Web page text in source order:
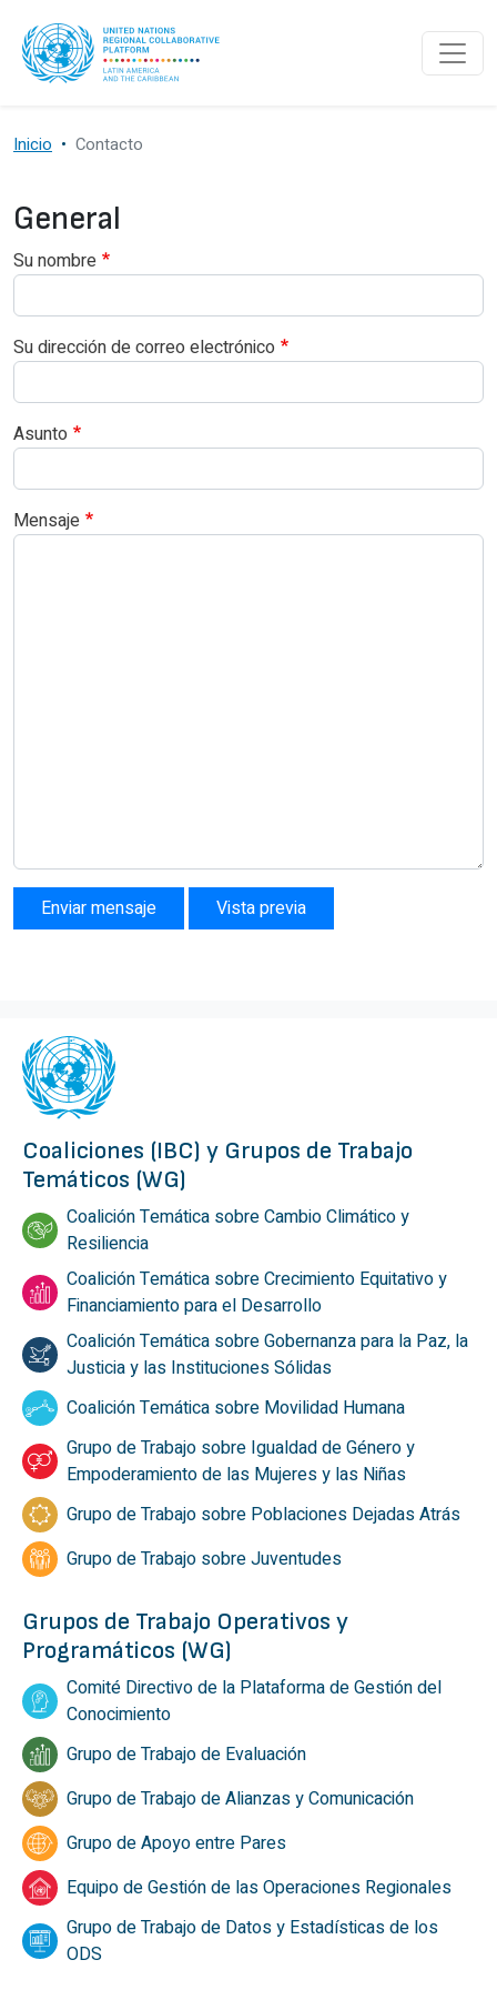
Inicio Contacto
General
Su nombre
Su dirección de correo electrónico
Asunto
Mensaje
Enviar mensaje Vista previa
Coaliciones (IBC) y Grupos de Trabajo
Temáticos (WG)
Coalición Temática sobre Cambio Climático y
Resiliencia
Coalición Temática sobre Crecimiento Equitativo y
Financiamiento para el Desarrollo
Coalición Temática sobre Gobernanza para la Paz, la
Justicia y las Instituciones Sólidas
Coalición Temática sobre Movilidad Humana
Grupo de Trabajo sobre Igualdad de Género y
Empoderamiento de las Mujeres y las Niñas
Grupo de Trabajo sobre Poblaciones Dejadas Atrás
Grupo de Trabajo sobre Juventudes
Grupos de Trabajo Operativos y
Programáticos (WG)
Comité Directivo de la Plataforma de Gestión del
Conocimiento
Grupo de Trabajo de Evaluación
Grupo de Trabajo de Alianzas y Comunicación
Grupo de Apoyo entre Pares
Equipo de Gestión de las Operaciones Regionales
Grupo de Trabajo de Datos y Estadísticas de los
ODS